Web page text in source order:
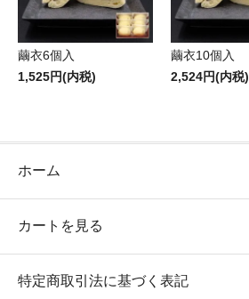
繭衣6個入
1,525円(内税)
繭衣10個入
2,524円(内税)
ホーム
カートを見る
特定商取引法に基づく表記